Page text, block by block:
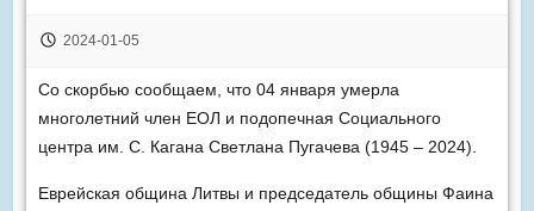
2024-01-05
Со скорбью сообщаем, что 04 января умерла
многолетний член ЕОЛ и подопечная Социального
центра им. С. Кагана Светлана Пугачева (1945 – 2024).
Еврейская община Литвы и председатель общины Фаина